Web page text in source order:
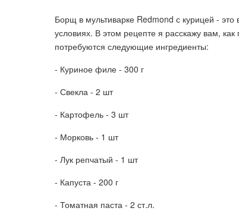
Борщ в мультиварке Redmond с курицей -
условиях. В этом рецепте я расскажу вам,
потребуются следующие ингредиенты:
- Куриное филе - 300 г
- Свекла - 2 шт
- Картофель - 3 шт
- Морковь - 1 шт
- Лук репчатый - 1 шт
- Капуста - 200 г
- Томатная паста - 2 ст.л.